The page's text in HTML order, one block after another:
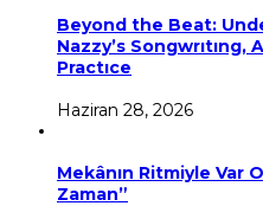
Beyond the Beat:
Nazzy’s
Practıce
Haziran 28, 2026
Mekânın Ritmiyle Var
Zaman”